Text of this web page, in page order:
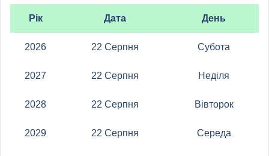
Рік Дата День
2026 22 Серпня Субота
2027 22 Серпня Неділя
2028 22 Серпня Вівторок
2029 22 Серпня Середа